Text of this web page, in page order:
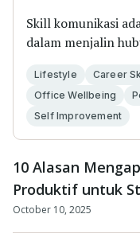
Skill komunikasi
dalam menjalin
Lifestyle Career
Office Wellbeing
Self Improvement
10 Alasan
Produktif untuk
October 10, 2025